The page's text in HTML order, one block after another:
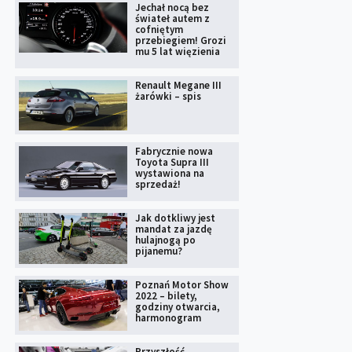
Jechał nocą bez
świateł autem z
cofniętym
przebiegiem! Grozi
mu 5 lat więzienia
Renault Megane III
żarówki – spis
Fabrycznie nowa
Toyota Supra III
wystawiona na
sprzedaż!
Jak dotkliwy jest
mandat za jazdę
hulajnogą po
pijanemu?
Poznań Motor Show
2022 – bilety,
godziny otwarcia,
harmonogram